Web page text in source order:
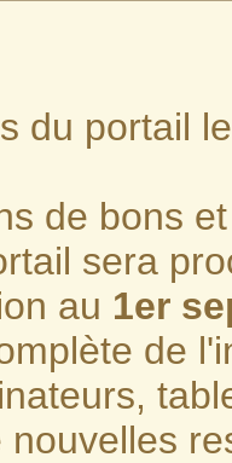
du portail
de bons
sera
au 1er
de